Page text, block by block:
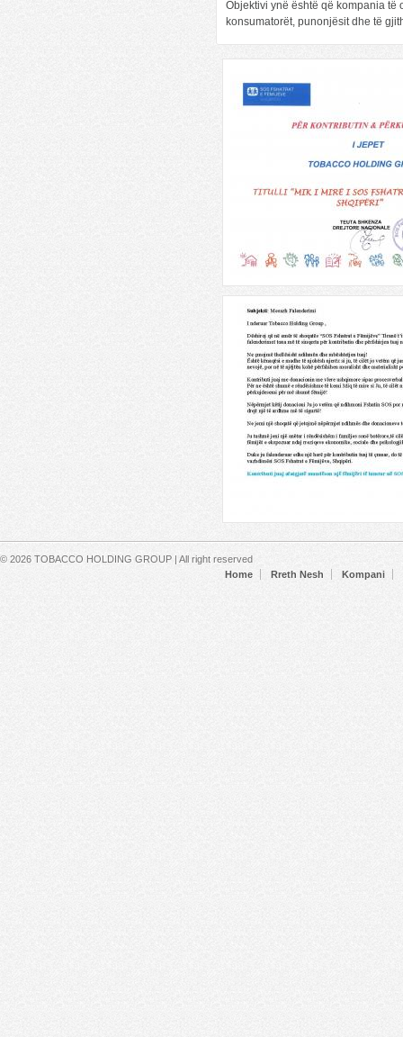
Objektivi ynë është që kompania
konsumatorët, punonjësit dhe të
© 2026 TOBACCO HOLDING GROUP | All right reserved
Secondary menu
Home Rreth Nesh Kompani